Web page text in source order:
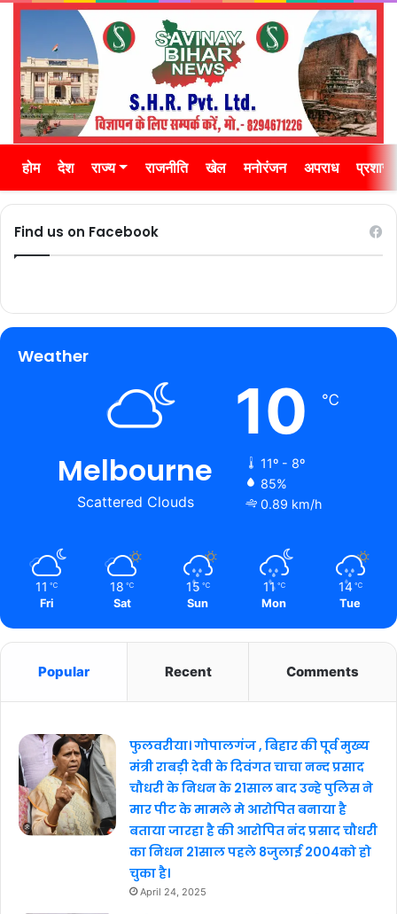
होम देश राज्य राजनीति खेल मनोरंजन अपराध
Find us on Facebook
Weather
Melbourne
Scattered Clouds
10 ℃
11º - 8º
85%
0.89 km/h
11 ℃
Fri
18 ℃
Sat
15 ℃
Sun
11 ℃
Mon
14 ℃
Tue
Popular Recent Comments
फुलवरीया। गोपालगंज , बिहार की पूर्व मुख्य
मंत्री राबड़ी देवी के दिवंगत चाचा नन्द प्रसाद
चौधरी के निधन के 21साल बाद उन्हे पुलिस ने
मार पीट के मामले मे आरोपित बनाया है
बताया जारहा है की आरोपित नंद प्रसाद चौधरी
का निधन 21साल पहले 8जुलाई 2004को हो
चुका है।
April 24, 2025